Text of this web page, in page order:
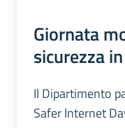
Giornata
sicurezza
Il Dipartimento
Safer Internet